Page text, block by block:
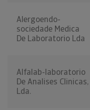
Alergoendo-
sociedade Medica
De Laboratorio Lda
Alfalab-laboratorio
De Analises Clinicas,
Lda.